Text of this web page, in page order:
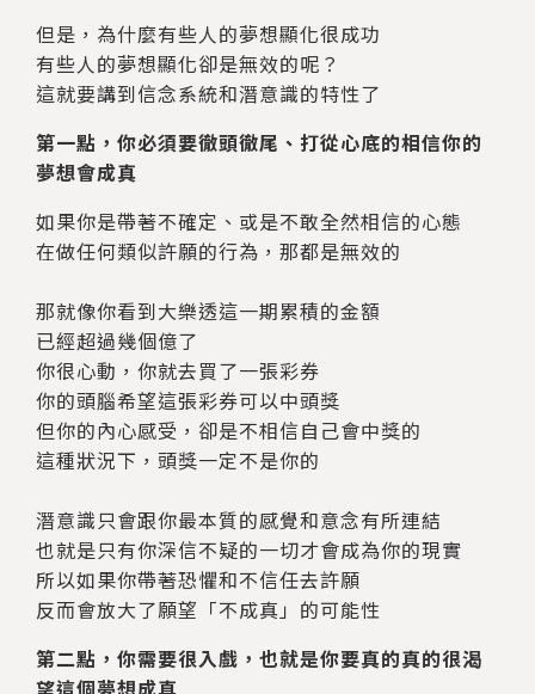
但是，為什麼有些人的夢想顯化很成功
有些人的夢想顯化卻是無效的呢？
這就要講到信念系統和潛意識的特性了
第一點，你必須要徹頭徹尾、打從心底的相信你的
夢想會成真
如果你是帶著不確定、或是不敢全然相信的心態
在做任何類似許願的行為，那都是無效的
那就像你看到大樂透這一期累積的金額
已經超過幾個億了
你很心動，你就去買了一張彩券
你的頭腦希望這張彩券可以中頭獎
但你的內心感受，卻是不相信自己會中獎的
這種狀況下，頭獎一定不是你的
潛意識只會跟你最本質的感覺和意念有所連結
也就是只有你深信不疑的一切才會成為你的現實
所以如果你帶著恐懼和不信任去許願
反而會放大了願望「不成真」的可能性
第二點，你需要很入戲，也就是你要真的真的很渴
望這個夢想成真